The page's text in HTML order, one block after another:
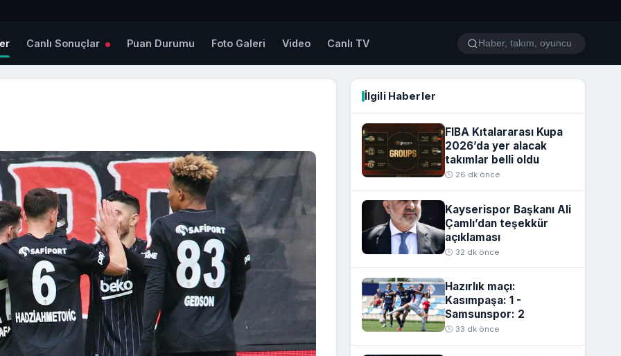
Canlı Sonuçlar Puan Durumu Foto Galeri Video Canlı TV
İlgili Haberler
FIBA Kıtalararası Kupa
2026’da yer alacak
takımlar belli oldu
🕒 26 dk önce
Kayserispor Başkanı Ali
Çamlı’dan teşekkür
açıklaması
🕒 32 dk önce
Hazırlık maçı:
Kasımpaşa: 1 -
Samsunspor: 2
🕒 33 dk önce